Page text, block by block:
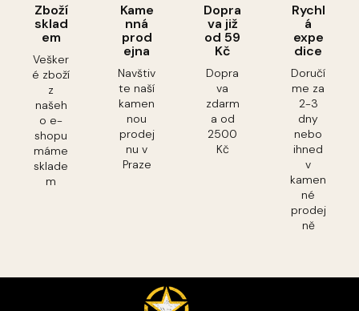
Zboží
sklad
em
Vešker
é zboží
z
našeh
o e-
shopu
máme
sklade
m
Kame
nná
prod
ejna
Navštiv
te naší
kamen
nou
prodej
nu v
Praze
Dopra
va již
od 59
Kč
Dopra
va
zdarm
a od
2500
Kč
Rychl
á
expe
dice
Doručí
me za
2-3
dny
nebo
ihned
v
kamen
né
prodej
ně